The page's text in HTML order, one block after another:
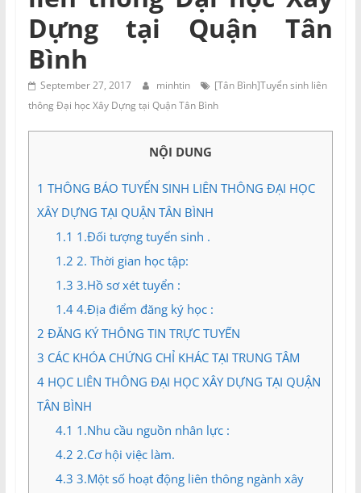
Education
Đào
và
Tư
vấn
Dựng tại Quận Tân
Bình
September 27, 2017 minhtin
[Tân Bình]Tuyển sinh liên
thông Đại học Xây Dựng tại Quận Tân Bình
NỘI DUNG
1 THÔNG BÁO TUYỂN SINH LIÊN THÔNG ĐẠI HỌC
XÂY DỰNG TẠI QUẬN TÂN BÌNH
1.1 1.Đối tượng tuyển sinh .
1.2 2. Thời gian học tập:
1.3 3.Hồ sơ xét tuyển :
1.44.Địa điểm đăng ký học :
2 ĐĂNG KÝ THÔNG TIN TRỰC TUYẾN
3 CÁC KHÓA CHỨNG CHỈ KHÁC TẠI TRUNG TÂM
4HỌC LIÊN THÔNG ĐẠI HỌC XÂY DỰNG TẠI QUẬN
TÂN BÌNH
4.1 1.Nhu cầu nguồn nhân lực :
4.2 2.Cơ hội việc làm.
4.3 3.Một số hoạt động liên thông ngành xây